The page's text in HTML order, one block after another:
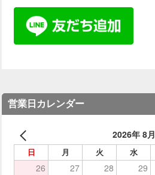
営業日カレンダー
2026年 8月
日 月 火 水
26 27 28 29